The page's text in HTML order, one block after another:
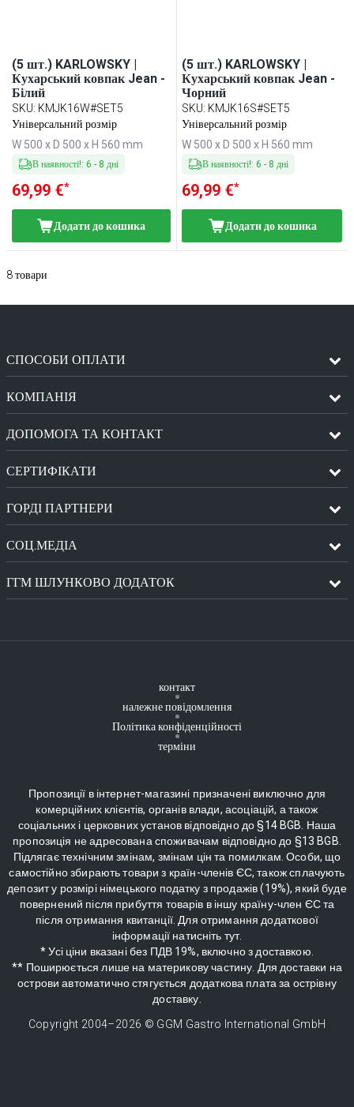
(5 шт.) KARLOWSKY |
Кухарський ковпак Jean -
Білий
SKU: KMJK16W#SET5
Універсальний розмір
W 500 x D 500 x H 560 mm
В наявності!: 6 - 8 дні
69,99 €*
Додати до кошика
(5 шт.) KARLOWSKY |
Кухарський ковпак Jean -
Чорний
SKU: KMJK16S#SET5
Універсальний розмір
W 500 x D 500 x H 560 mm
В наявності!: 6 - 8 дні
69,99 €*
Додати до кошика
8товари
СПОСОБИ ОПЛАТИ
КОМПАНІЯ
ДОПОМОГА ТА КОНТАКТ
СЕРТИФІКАТИ
ГОРДІ ПАРТНЕРИ
СОЦ.МЕДІА
ГГМ ШЛУНКОВО ДОДАТОК
контакт
належне повідомлення
Політика конфіденційності
терміни
Пропозиції в інтернет-магазині призначені виключно для
комерційних клієнтів, органів влади, асоціацій, а також
соціальних і церковних установ відповідно до §14 BGB. Наша
пропозиція не адресована споживачам відповідно до §13 BGB.
Підлягає технічним змінам, змінам цін та помилкам. Особи, що
самостійно збирають товари з країн-членів ЄС, також сплачують
депозит у розмірі німецького податку з продажів (19%), який буде
повернений після прибуття товарів в іншу країну-член ЄС та
після отримання квитанції. Для отримання додаткової
інформації натисніть тут.
* Усі ціни вказані без ПДВ 19%, включно з доставкою.
** Поширюється лише на материкову частину. Для доставки на
острови автоматично стягується додаткова плата за острівну
доставку.
Copyright 2004–2026 © GGM Gastro International GmbH